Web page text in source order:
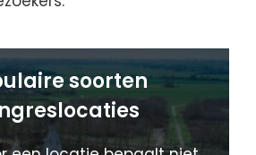
soorten